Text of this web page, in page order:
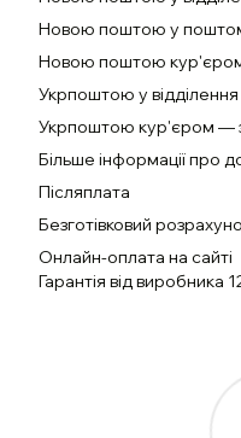
Новою поштою у
Новою поштою
Укрпоштою у
Укрпоштою кур'єром —
Більше інформації про
Післяплата
Безготівковий
Онлайн-оплата на сайті
Гарантія від виробника